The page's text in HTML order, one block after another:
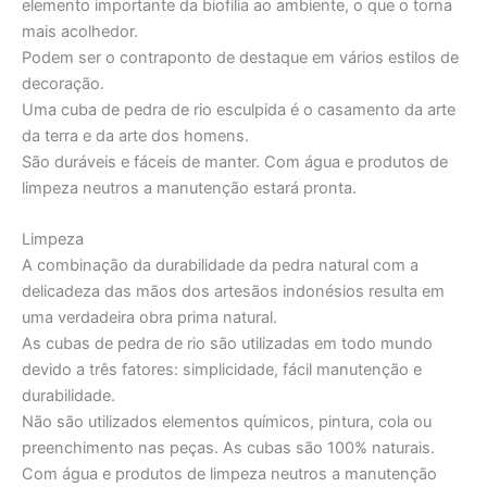
elemento importante da biofilia ao ambiente, o que o torna
mais acolhedor.
Podem ser o contraponto de destaque em vários estilos de
decoração.
Uma cuba de pedra de rio esculpida é o casamento da arte
da terra e da arte dos homens.
São duráveis e fáceis de manter. Com água e produtos de
limpeza neutros a manutenção estará pronta.
Limpeza
A combinação da durabilidade da pedra natural com a
delicadeza das mãos dos artesãos indonésios resulta em
uma verdadeira obra prima natural.
As cubas de pedra de rio são utilizadas em todo mundo
devido a três fatores: simplicidade, fácil manutenção e
durabilidade.
Não são utilizados elementos químicos, pintura, cola ou
preenchimento nas peças. As cubas são 100% naturais.
Com água e produtos de limpeza neutros a manutenção